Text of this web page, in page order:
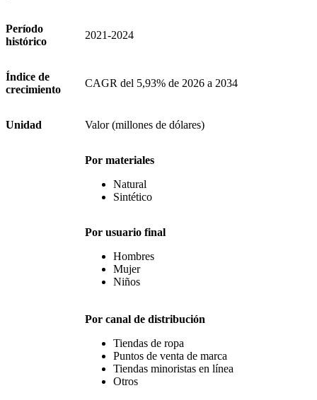
Período
histórico
2021-2024
Índice de
crecimiento
CAGR del 5,93% de 2026 a 2034
Unidad Valor (millones de dólares)
Por materiales
Natural
Sintético
Por usuario final
Hombres
Mujer
Niños
Por canal de distribución
Tiendas de ropa
Puntos de venta de marca
Tiendas minoristas en línea
Otros